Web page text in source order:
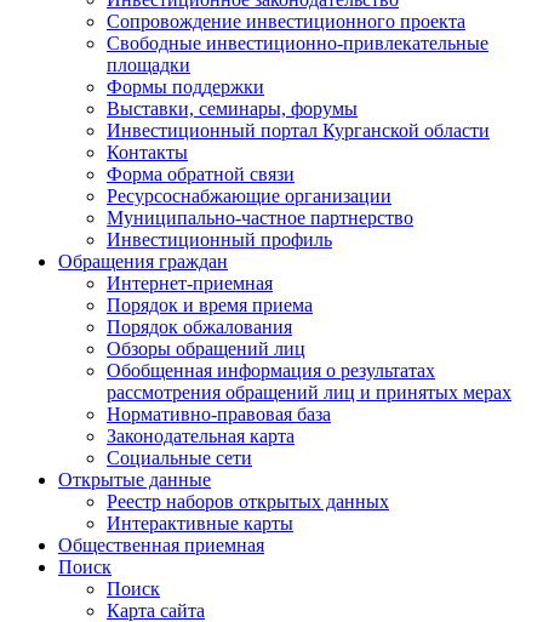
Сопровождение инвестиционного проекта
Свободные инвестиционно-привлекательные
площадки
Формы поддержки
Выставки, семинары, форумы
Инвестиционный портал Курганской области
Контакты
Форма обратной связи
Ресурсоснабжающие организации
Муниципально-частное партнерство
Инвестиционный профиль
Обращения граждан
Интернет-приемная
Порядок и время приема
Порядок обжалования
Обзоры обращений лиц
Обобщенная информация о результатах
рассмотрения обращений лиц и принятых мерах
Нормативно-правовая база
Законодательная карта
Социальные сети
Открытые данные
Реестр наборов открытых данных
Интерактивные карты
Общественная приемная
Поиск
Поиск
Карта сайта